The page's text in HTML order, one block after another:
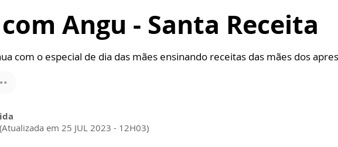
Angu - Santa Receita
com o especial de dia das mães ensinando receitas das mães dos
em 25 JUL 2023 - 12H03)